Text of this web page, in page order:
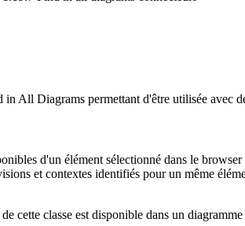
All Diagrams permettant d'être utilisée avec
d'un élément sélectionné dans le
et contextes identifiés pour un même
cette classe est disponible dans un